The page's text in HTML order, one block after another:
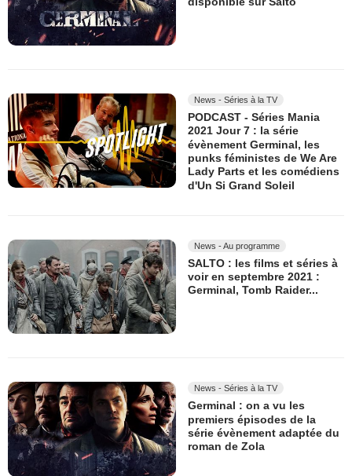
News - Séries à la TV
PODCAST - Séries Mania
2021 Jour 7 : la série
évènement Germinal, les
punks féministes de We Are
Lady Parts et les comédiens
d'Un Si Grand Soleil
News - Au programme
SALTO : les films et séries à
voir en septembre 2021 :
Germinal, Tomb Raider...
News - Séries à la TV
Germinal : on a vu les
premiers épisodes de la
série évènement adaptée du
roman de Zola